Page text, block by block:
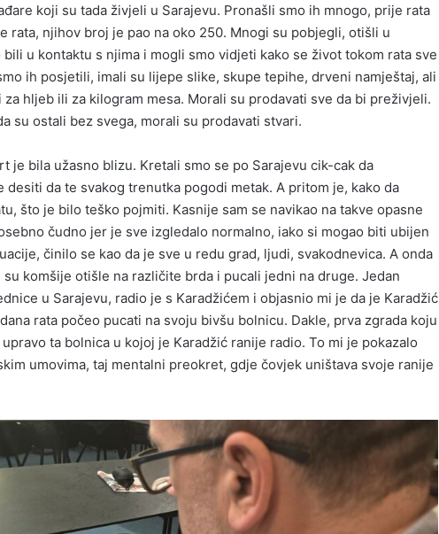
koji su tada živjeli u Sarajevu. Pronašli smo ih mnogo, prije rata
rata, njihov broj je pao na oko 250. Mnogi su pobjegli, otišli u
u kontaktu s njima i mogli smo vidjeti kako se život tokom rata sve
ih posjetili, imali su lijepe slike, skupe tepihe, drveni namještaj, ali
hljeb ili za kilogram mesa. Morali su prodavati sve da bi preživjeli.
su ostali bez svega, morali su prodavati stvari.
je bila užasno blizu. Kretali smo se po Sarajevu cik-cak da
da te svakog trenutka pogodi metak. A pritom je, kako da
što je bilo teško pojmiti. Kasnije sam se navikao na takve opasne
čudno jer je sve izgledalo normalno, iako si mogao biti ubijen
činilo se kao da je sve u redu grad, ljudi, svakodnevica. A onda
komšije otišle na različite brda i pucali jedni na druge. Jedan
u Sarajevu, radio je s Karadžićem i objasnio mi je da je Karadžić
rata počeo pucati na svoju bivšu bolnicu. Dakle, prva zgrada koju
ta bolnica u kojoj je Karadžić ranije radio. To mi je pokazalo
umovima, taj mentalni preokret, gdje čovjek uništava svoje ranije